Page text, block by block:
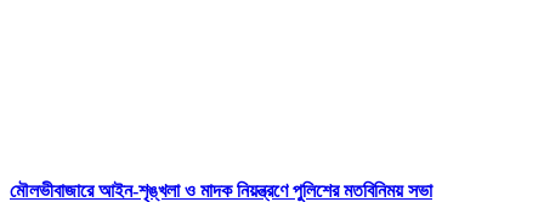
মৌলভীবাজারে আইন-শৃঙ্খলা ও মাদক নিয়ন্ত্রণে পুলিশের মতবিনিময় সভা